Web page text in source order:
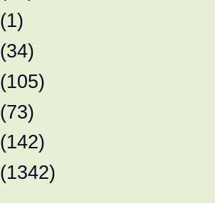
(1)
(34)
(105)
(73)
(142)
(1342)